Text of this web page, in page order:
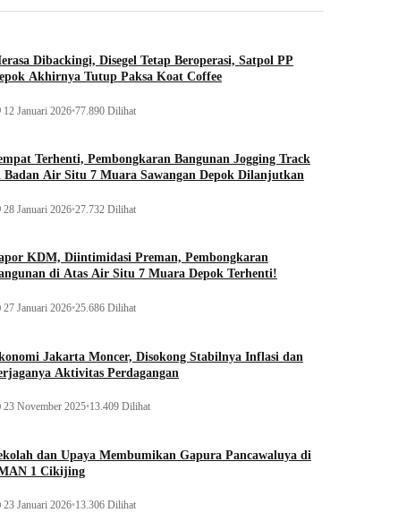
Dibackingi, Disegel Tetap Beroperasi, Satpol PP
Akhirnya Tutup Paksa Koat Coffee
12 Januari 2026•77.890 Dilihat
Terhenti, Pembongkaran Bangunan Jogging Track
Badan Air Situ 7 Muara Sawangan Depok Dilanjutkan
28 Januari 2026•27.732 Dilihat
KDM, Diintimidasi Preman, Pembongkaran
di Atas Air Situ 7 Muara Depok Terhenti!
27 Januari 2026•25.686 Dilihat
Jakarta Moncer, Disokong Stabilnya Inflasi dan
Aktivitas Perdagangan
23 November 2025•13.409 Dilihat
dan Upaya Membumikan Gapura Pancawaluya di
1 Cikijing
23 Januari 2026•13.306 Dilihat